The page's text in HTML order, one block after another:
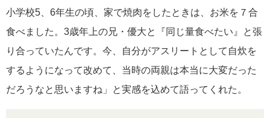
小学校5、6年生の頃、家で焼肉をしたときは、お米を７合
食べました。3歳年上の兄・優大と『同じ量食べたい』と張
り合っていたんです。今、自分がアスリートとして自炊を
するようになって改めて、当時の両親は本当に大変だった
だろうなと思いますね」と実感を込めて語ってくれた。